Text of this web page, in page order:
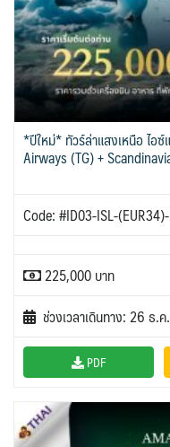
*ปีใหม่* ทัวร์ล่าแสงเหนือ ไ
Airways (TG) +
Code: #ID03-ISL-
225,000 บาท
ช่วงเวลาเดินทาง: 26 ธ
PDF